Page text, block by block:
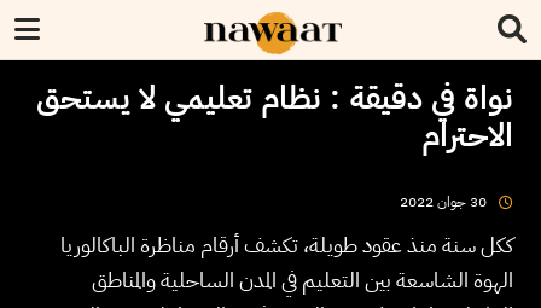
نواة في دقيقة : نظام تعليمي لا يستحق
الاحترام
30 جوان2022
ككل سنة منذ عقود طويلة، تكشف أرقام مناظرة الباكالوريا
الهوة الشاسعة بين التعليم في المدن الساحلية والمناطق